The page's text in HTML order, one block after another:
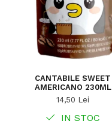
CANTABILE SWEET
AMERICANO 230ML
14,50 Lei
IN STOC